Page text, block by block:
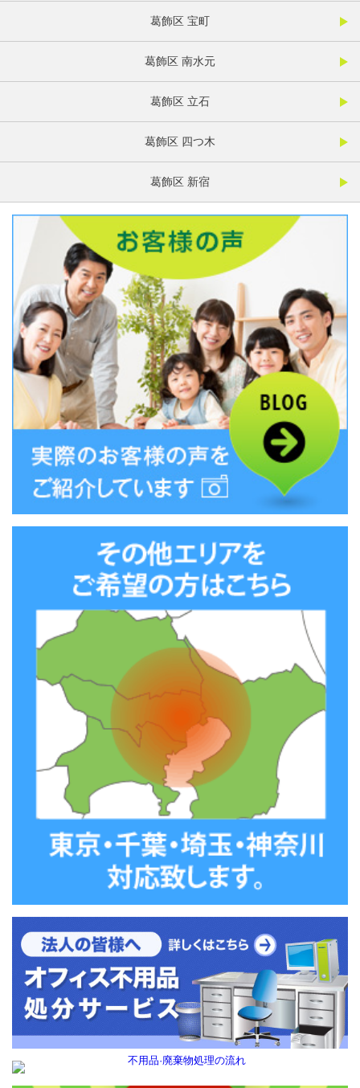
葛飾区 宝町
葛飾区 南水元
葛飾区 立石
葛飾区 四つ木
葛飾区 新宿